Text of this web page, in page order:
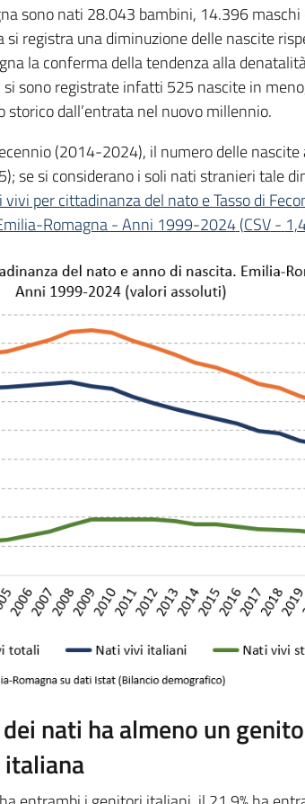
sono nati 28.043 bambini, 14.396
registra una diminuzione delle nascite
la conferma della tendenza alla
sono registrate infatti 525 nascite in
dall’entrata nel nuovo millennio.
(2014-2024), il numero delle nascite
se si considerano i soli nati stranieri tale
vivi per cittadinanza del nato e Tasso di
Romagna - Anni 1999-2024(CSV-
nati ha almeno un